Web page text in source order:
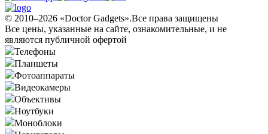
© 2010–2026 «Doctor Gadgets».Все права защищены
Все цены, указанные на сайте, ознакомительные, и не
являются публичной офертой
Телефоны
Планшеты
Фотоаппараты
Видеокамеры
Объективы
Ноутбуки
Моноблоки